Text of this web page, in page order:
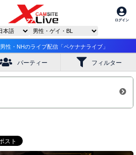
ログイン
男性・NHのライブ配信「ペケナナライブ」
パーティー フィルター